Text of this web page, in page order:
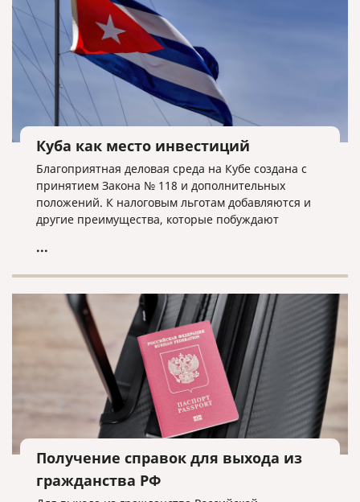
Куба как место инвестиций
Благоприятная деловая среда на Кубе создана с
принятием Закона № 118 и дополнительных
положений. К налоговым льготам добавляются и
другие преимущества, которые побуждают
качестве места для инвестиций.
...
Получение справок для выхода из
гражданства РФ